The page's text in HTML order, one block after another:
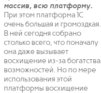
массив, всю платформу.
При этом платформа 1С
очень большая и громоздкая.
В ней сегодня собрано
столько всего, что поначалу
она даже вызывает
восхищение из-за богатства
возможностей. Но по мере
использования этой
платформы восхищение